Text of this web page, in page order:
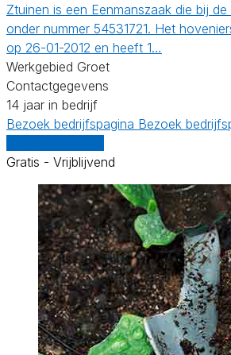
Ztuinen is een Eenmanszaak die bij
onder nummer 54531721. Het
op 26-01-2012 en heeft 1…
Werkgebied Groet
Contactgegevens
14 jaar in bedrijf
Bezoek bedrijfspagina Bezoek
Gratis - Vrijblijvend